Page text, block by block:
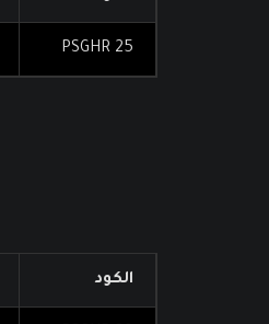
PSGHR 25
الكود